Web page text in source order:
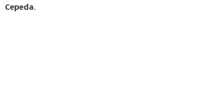
Cepeda.